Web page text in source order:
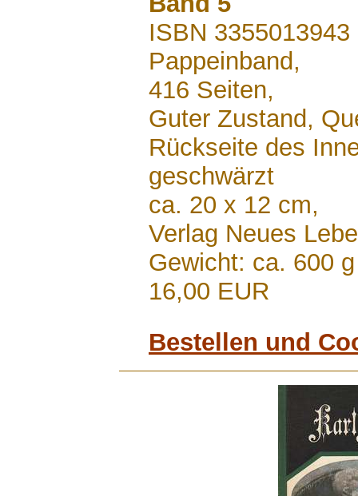
ISBN 3355013943
Pappeinband,
416 Seiten,
Guter Zustand,
Rückseite des
geschwärzt
ca. 20 x 12 cm,
Verlag Neues
Gewicht: ca. 600 g
16,00 EUR
Bestellen und